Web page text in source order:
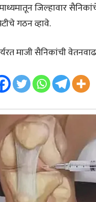
जिल्हावार सैनिकांचे
गठन व्हावे.
माजी सैनिकांची वेतनवाढ